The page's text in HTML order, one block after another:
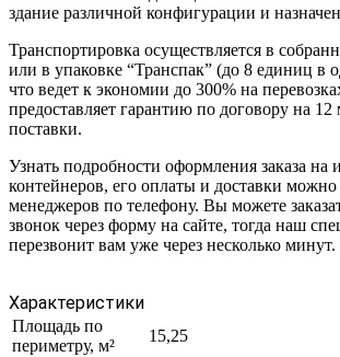
здание различной конфигурации и
Транспортировка осуществляется в
или в упаковке “Транспак” (до 8 единиц в
что ведет к экономии до 300% на
предоставляет гарантию по договору на 12
поставки.
Узнать подробности оформления заказа на
контейнеров, его оплаты и доставки
менеджеров по телефону. Вы можете
звонок через форму на сайте, тогда наш
перезвонит вам уже через несколько минут.
Характеристики
Площадь по
периметру, м²
15,25